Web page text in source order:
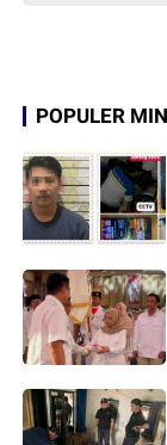
POPULER